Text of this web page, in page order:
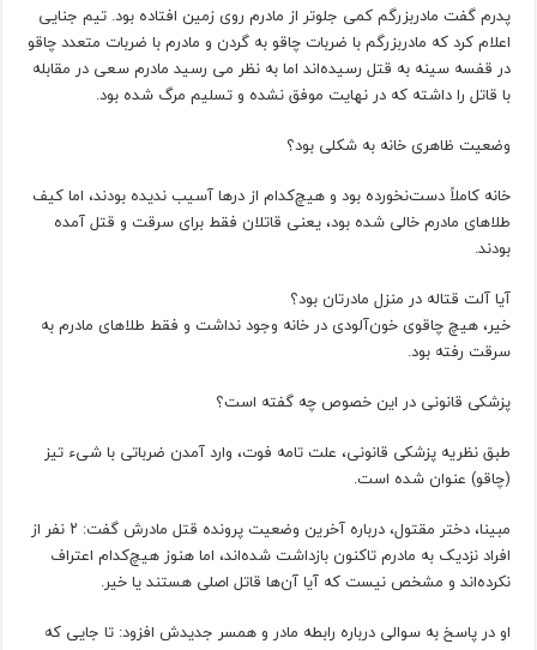
پدرم گفت مادربزرگم کمی جلوتر از مادرم روی زمین افتاده بود. تیم جنایی
اعلام کرد که مادربزرگم با ضربات چاقو به گردن و مادرم با ضربات متعدد چاقو
در قفسه سینه به قتل رسیده‌اند اما به نظر می رسید مادرم سعی در مقابله
با قاتل را داشته که در نهایت موفق نشده و تسلیم مرگ شده بود.
وضعیت ظاهری خانه به شکلی بود؟
خانه کاملاً دست‌نخورده بود و هیچ‌کدام از درها آسیب ندیده بودند، اما کیف
طلاهای مادرم خالی شده بود، یعنی قاتلان فقط برای سرقت و قتل آمده
بودند.
آیا آلت قتاله در منزل مادرتان بود؟
خیر، هیچ چاقوی خون‌آلودی در خانه وجود نداشت و فقط طلاهای مادرم به
سرقت رفته بود.
پزشکی قانونی در این خصوص چه گفته است؟
طبق نظریه پزشکی قانونی، علت تامه فوت، وارد آمدن ضرباتی با شیء تیز
(چاقو) عنوان شده است.
مبینا، دختر مقتول، درباره آخرین وضعیت پرونده قتل مادرش گفت: ۲ نفر از
افراد نزدیک به مادرم تاکنون بازداشت شده‌اند، اما هنوز هیچ‌کدام اعتراف
نکرده‌اند و مشخص نیست که آیا آن‌ها قاتل اصلی هستند یا خیر.
او در پاسخ به سوالی درباره رابطه مادر و همسر جدیدش افزود: تا جایی که